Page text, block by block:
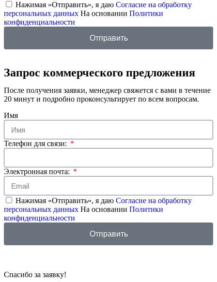
Нажимая «Отправить», я даю Согласие на обработку
персональных данных На основании Политики
конфиденциальности
Отправить
Запрос коммерческого предложения
После получения заявки, менеджер свяжется с вами в течение
20 минут и подробно проконсультирует по всем вопросам.
Имя
Телефон для связи:
Электронная почта:
Нажимая «Отправить», я даю Согласие на обработку
персональных данных На основании Политики
конфиденциальности
Отправить
Спасибо за заявку!